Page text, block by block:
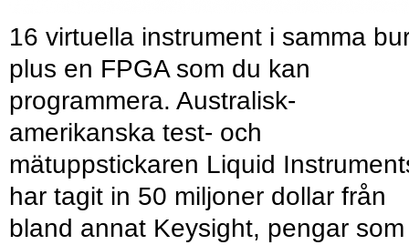
16 virtuella instrument i samma
plus en FPGA som du kan
programmera. Australisk-
amerikanska test- och
mätuppstickaren Liquid
har tagit in 50 miljoner dollar från
bland annat Keysight, pengar som